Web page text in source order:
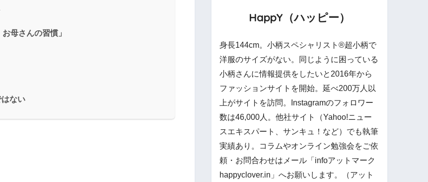
母さんの習慣」
ない
HappY（ハッピー）
身長144cm。小柄スペシャリスト®︎超小柄で
洋服のサイズがない。同じように困っている
小柄さんに情報提供をしたいと2016年から
ファッションサイトを開始。延べ200万人以
上がサイトを訪問。Instagramのフォロワー
数は46,000人。他社サイト（Yahoo!ニュー
スエキスパート、サンキュ！など）でも執筆
実績あり。コラムやオンライン勉強会をご依
頼・お問合わせはメール「infoアットマーク
happyclover.in」へお願いします。（アット